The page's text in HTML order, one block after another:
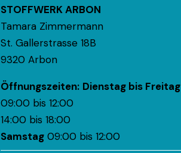
STOFFWERK ARBON
Tamara Zimmermann
St. Gallerstrasse 18B
9320 Arbon
Öffnungszeiten: Dienstag bis Freitag
09:00 bis 12:00
14:00 bis 18:00
Samstag09:00 bis 12:00